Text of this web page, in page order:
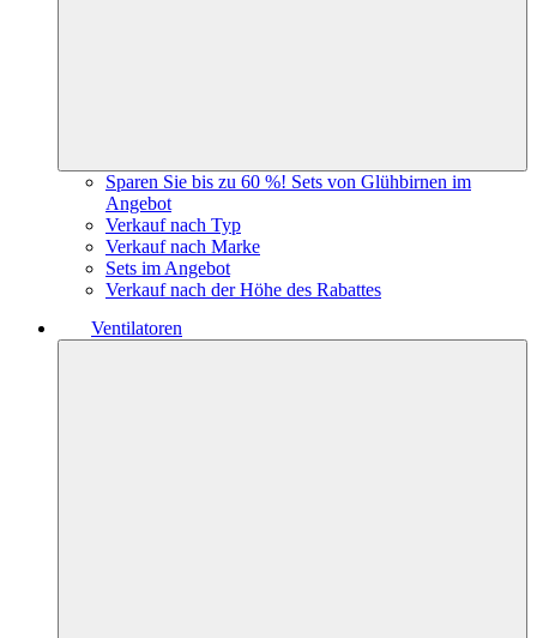
Sparen Sie bis zu 60 %! Sets von Glühbirnen im
Angebot
Verkauf nach Typ
Verkauf nach Marke
Sets im Angebot
Verkauf nach der Höhe des Rabattes
Ventilatoren